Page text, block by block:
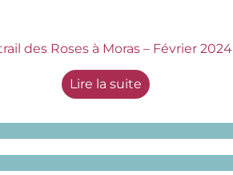
des Roses à Moras – Février 2024
Lire la suite